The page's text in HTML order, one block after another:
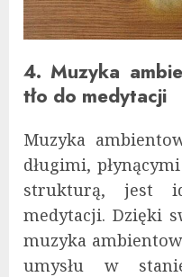
4. Muzyka
tło do medytacji
Muzyka
długimi,
strukturą, jest
medytacji. Dzięki
muzyka
umysłu w